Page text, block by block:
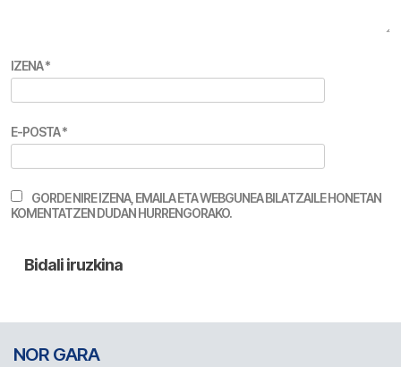
IZENA*
E-POSTA*
GORDE NIRE IZENA, EMAILA ETA WEBGUNEA BILATZAILE HONETAN
KOMENTATZEN DUDAN HURRENGORAKO.
NOR GARA